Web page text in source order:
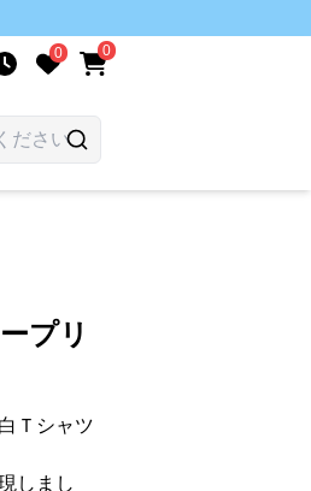
0 0
プリ
Ｔシャツ
しまし